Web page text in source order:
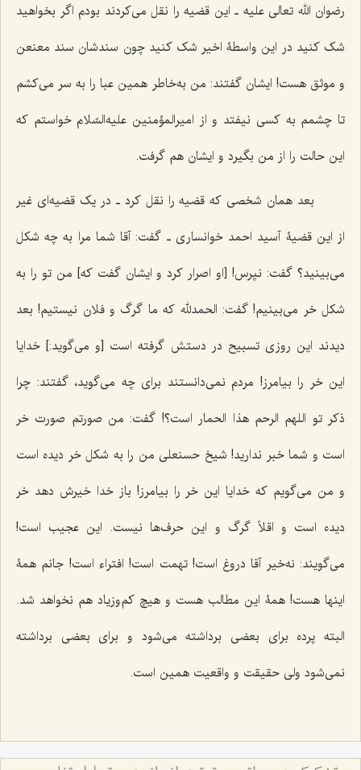
رضوان الله تعالی علیه ـ این قضیه را نقل مى‌کردند بودم اگر بخواهید
شک کنید در این واسطۀ اخیر شک کنید چون سندشان سند معنعن
و موثق هست! ایشان گفتند: من به‌خاطر همین عبا را به سر مى‌کشم
تا چشمم به کسی نیفتد و از امیرالمؤمنین علیه‌السّلام خواستم که
این حالت را از من بگیرد و ایشان هم گرفت.
بعد همان شخصی که قضیه را نقل کرد ـ در یک قضیه‌اى غیر
از این قضیۀ آسید احمد خوانساری ـ گفت: آقا شما مرا به چه شکل
مى‌بینید؟ گفت: نپرس! [او اصرار کرد و ایشان گفت که] من تو را به
شکل خر مى‌بینیم! گفت: الحمدلله که ما گرگ و فلان نیستیم! بعد
دیدند این روزى تسبیح در دستش گرفته است [و می‌گوید:] خدایا
این خر را بیامرز! مردم نمى‌دانستند براى چه مى‌گوید، گفتند: چرا
ذکر تو اللهم الرحم هذا الحمار است؟! گفت: من صورتم صورت خر
است و شما خبر ندارید! شیخ حسنعلى من را به شکل خر دیده است
و من مى‌گویم که خدایا این خر را بیامرز! باز خدا خیرش دهد خر
دیده است و اقلاً گرگ و این حرف‌ها نیست. این عجیب است!
می‌گویند: نه‌خیر آقا دروغ است! تهمت است! افتراء است! جانم همۀ
اینها هست! همۀ این مطالب هست و هیچ کم‌وزیاد هم نخواهد شد.
البته پرده براى بعضى برداشته مى‌شود و براى بعضى برداشته
نمى‌شود ولى حقیقت و واقعیت همین است.